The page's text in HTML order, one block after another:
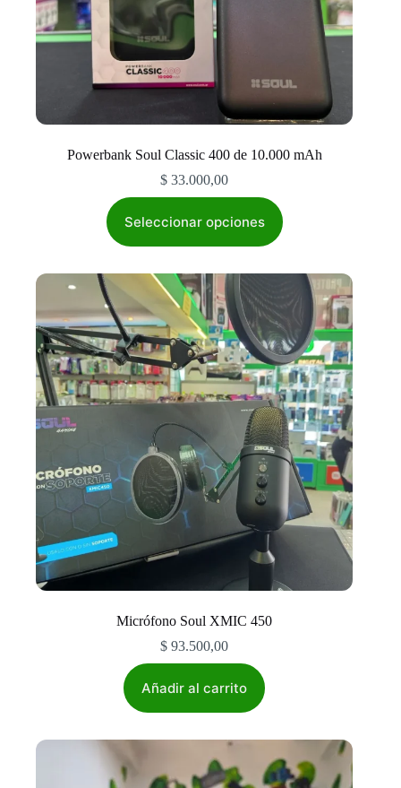
Powerbank Soul Classic 400 de 10.000 mAh
$ 33.000,00
Seleccionar opciones
producto
Las
opciones
se
pueden
elegir
en
la
página
producto
Micrófono Soul XMIC 450
$ 93.500,00
Añadir al carrito